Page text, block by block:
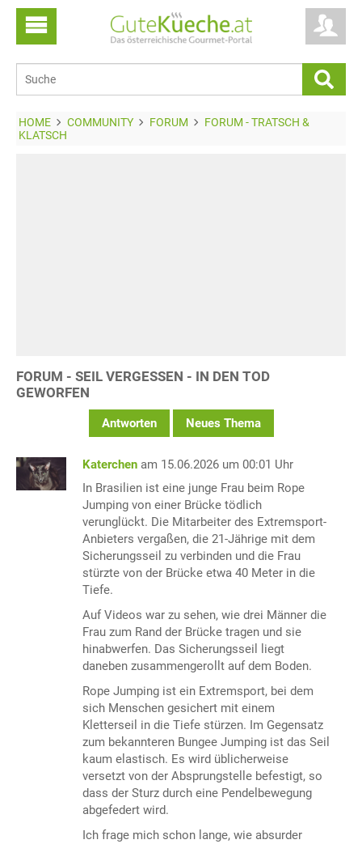
HOME COMMUNITY FORUM
FORUM - TRATSCH &
KLATSCH
FORUM - SEIL VERGESSEN - IN DEN TOD
GEWORFEN
Antworten Neues Thema
Katerchen am 15.06.2026 um 00:01 Uhr
In Brasilien ist eine junge Frau beim Rope
Jumping von einer Brücke tödlich
verunglückt. Die Mitarbeiter des Extremsport-
Anbieters vergaßen, die 21-Jährige mit dem
Sicherungsseil zu verbinden und die Frau
stürzte von der Brücke etwa 40 Meter in die
Tiefe.
Auf Videos war zu sehen, wie drei Männer die
Frau zum Rand der Brücke tragen und sie
hinabwerfen. Das Sicherungsseil liegt
daneben zusammengerollt auf dem Boden.
Rope Jumping ist ein Extremsport, bei dem
sich Menschen gesichert mit einem
Kletterseil in die Tiefe stürzen. Im Gegensatz
zum bekannteren Bungee Jumping ist das Seil
kaum elastisch. Es wird üblicherweise
versetzt von der Absprungstelle befestigt, so
dass der Sturz durch eine Pendelbewegung
abgefedert wird.
Ich frage mich schon lange, wie absurder